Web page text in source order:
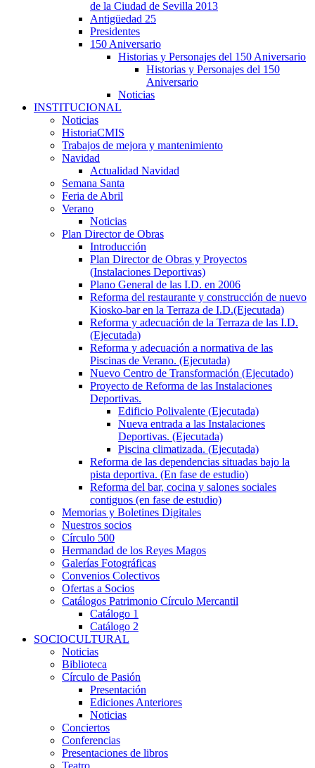
de la Ciudad de Sevilla 2013
Antigüedad 25
Presidentes
150 Aniversario
Historias y Personajes del 150 Aniversario
Historias y Personajes del 150
Aniversario
Noticias
INSTITUCIONAL
Noticias
HistoriaCMIS
Trabajos de mejora y mantenimiento
Navidad
Actualidad Navidad
Semana Santa
Feria de Abril
Verano
Noticias
Plan Director de Obras
Introducción
Plan Director de Obras y Proyectos
(Instalaciones Deportivas)
Plano General de las I.D. en 2006
Reforma del restaurante y construcción de nuevo
Kiosko-bar en la Terraza de I.D.(Ejecutada)
Reforma y adecuación de la Terraza de las I.D.
(Ejecutada)
Reforma y adecuación a normativa de las
Piscinas de Verano. (Ejecutada)
Nuevo Centro de Transformación (Ejecutado)
Proyecto de Reforma de las Instalaciones
Deportivas.
Edificio Polivalente (Ejecutada)
Nueva entrada a las Instalaciones
Deportivas. (Ejecutada)
Piscina climatizada. (Ejecutada)
Reforma de las dependencias situadas bajo la
pista deportiva. (En fase de estudio)
Reforma del bar, cocina y salones sociales
contiguos (en fase de estudio)
Memorias y Boletines Digitales
Nuestros socios
Círculo 500
Hermandad de los Reyes Magos
Galerías Fotográficas
Convenios Colectivos
Ofertas a Socios
Catálogos Patrimonio Círculo Mercantil
Catálogo 1
Catálogo 2
SOCIOCULTURAL
Noticias
Biblioteca
Círculo de Pasión
Presentación
Ediciones Anteriores
Noticias
Conciertos
Conferencias
Presentaciones de libros
Teatro